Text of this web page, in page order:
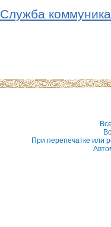
Служба
При перепечатке или